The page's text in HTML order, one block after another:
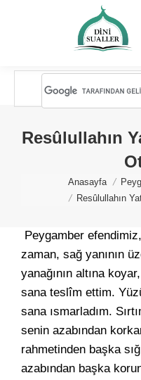
Resûlullahın
You are here:
Anasayfa
Resûlullahın
Peygamber
zaman, sağ yanının
yanağının altına
sana teslîm ettim.
sana ısmarladım.
senin azabından
rahmetinden başka
azabından başka